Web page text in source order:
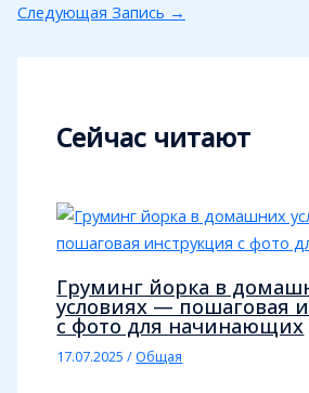
Следующая Запись →
Сейчас читают
Груминг йорка в
условиях — пошаговая
с фото для начинающих
17.07.2025/Общая